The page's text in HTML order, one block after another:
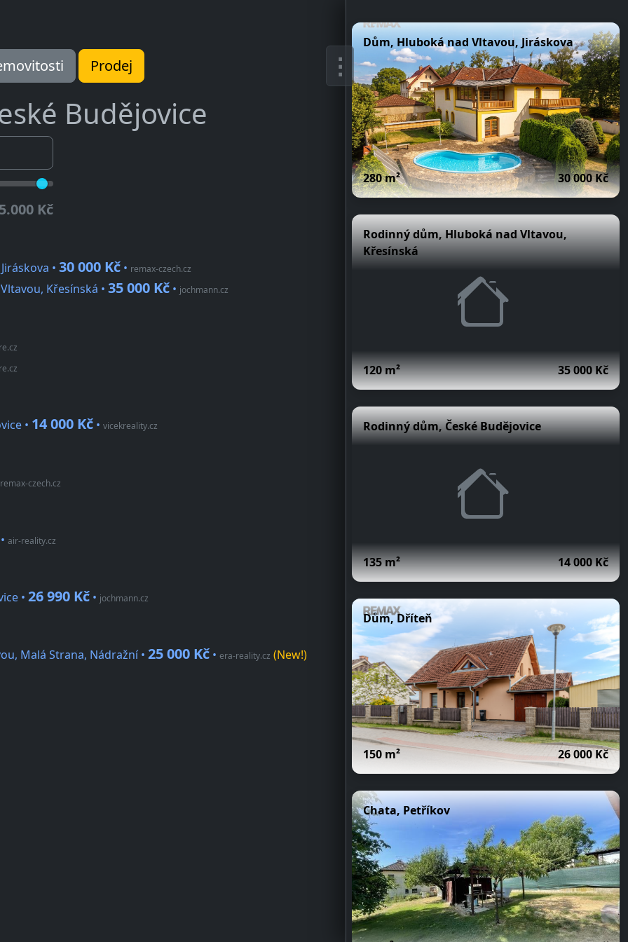
Prodej
Budějovice
Kč
• 30 000 Kč • remax-czech.cz
Křesínská • 35 000 Kč • jochmann.cz
• 14 000 Kč • vicekreality.cz
remax-czech.cz
air-reality.cz
• 26 990 Kč • jochmann.cz
Malá Strana, Nádražní • 25 000 Kč • era-reality.cz (New!)